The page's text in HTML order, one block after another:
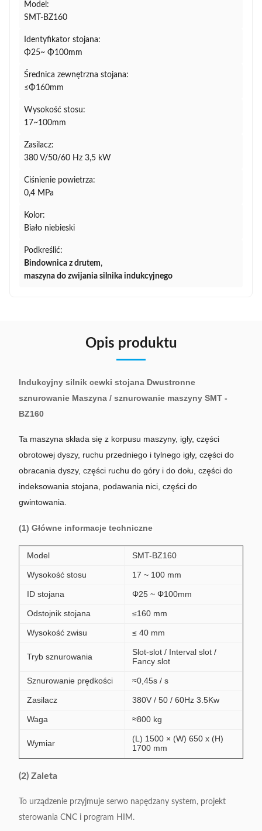
Model:
SMT-BZ160
Identyfikator stojana:
Φ25~ Φ100mm
Średnica zewnętrzna stojana:
≤Φ160mm
Wysokość stosu:
17~100mm
Zasilacz:
380 V/50/60 Hz 3,5 kW
Ciśnienie powietrza:
0,4 MPa
Kolor:
Biało niebieski
Podkreślić:
Bindownica z drutem,
maszyna do zwijania silnika indukcyjnego
Opis produktu
Indukcyjny silnik cewki stojana Dwustronne
sznurowanie Maszyna / sznurowanie maszyny SMT -
BZ160
Ta maszyna składa się z korpusu maszyny, igły, części
obrotowej dyszy, ruchu przedniego i tylnego igły, części do
obracania dyszy, części ruchu do góry i do dołu, części do
indeksowania stojana, podawania nici, części do
gwintowania.
(1) Główne informacje techniczne
Model SMT-BZ160
Wysokość stosu 17 ~ 100 mm
ID stojana Φ25 ~ Φ100mm
Odstojnik stojana ≤160 mm
Wysokość zwisu ≤ 40 mm
Tryb sznurowania
Slot-slot / Interval slot /
Fancy slot
Sznurowanie prędkości ≈0,45s / s
Zasilacz 380V / 50 / 60Hz 3.5Kw
Waga ≈800 kg
Wymiar
(L) 1500 × (W) 650 x (H)
1700 mm
(2) Zaleta
To urządzenie przyjmuje serwo napędzany system, projekt
sterowania CNC i program HIM.